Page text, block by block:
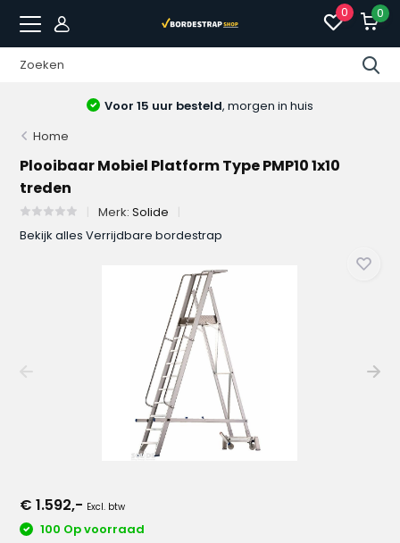
0 0
Voor 15 uur besteld, morgen in huis
Home
Plooibaar Mobiel Platform Type PMP10 1x10
treden
Merk:Solide
Bekijk alles Verrijdbare bordestrap
€ 1.592,- Excl. btw
100 Op voorraad